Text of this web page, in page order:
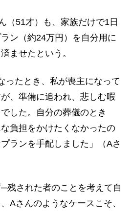
（51才）も、家族だけで1日
ン（約24万円）を自分用に
ませたという。
ったとき、私が喪主になって
、準備に追われ、悲しむ暇
した。自分の葬儀のとき
負担をかけたくなかったの
ランを手配しました」（Aさ
残された者のことを考えて自
Aさんのようなケースこそ、